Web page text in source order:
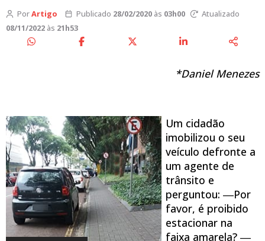
PorArtigo Publicado 28/02/2020às 03h00
Atualizado
08/11/2022 às 21h53
*Daniel Menezes
Um cidadão
imobilizou o seu
veículo defronte a
um agente de
trânsito e
perguntou: ―Por
favor, é proibido
estacionar na
faixa amarela? ―